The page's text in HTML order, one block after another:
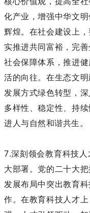
化产业，增强中华文
辉煌。在社会建设上
实推进共同富裕，完
社会保障体系，推进
活的向往。在生态文
发展方式绿色转型，
多样性、稳定性、持
进人与自然和谐共生。
7.深刻领会教育科技
大部署。党的二十大
发展布局中突出教育
作。在教育科技人才